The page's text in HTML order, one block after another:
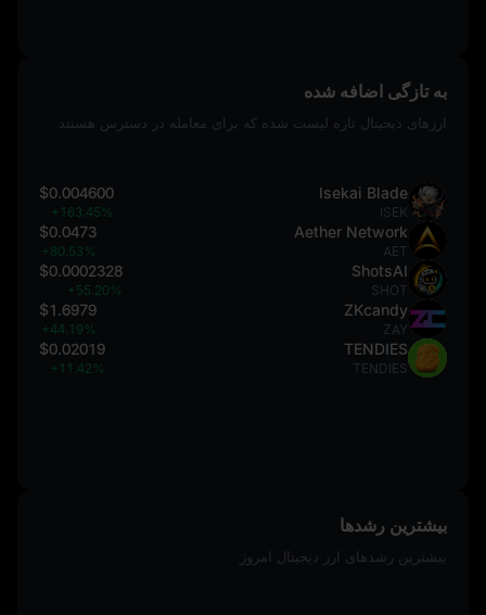
به تازگی اضافه شده
ارزهای دیجیتال تازه لیست شده که برای معامله در دسترس هستند
Isekai Blade
ISEK
$0.004600
+163.45%
Aether Network
AET
$0.0473
+80.53%
ShotsAI
SHOT
$0.0002328
+55.20%
ZKcandy
ZAY
$1.6979
+44.19%
TENDIES
TENDIES
$0.02019
+11.42%
بیشترین رشدها
بیشترین رشدهای ارز دیجیتال امروز